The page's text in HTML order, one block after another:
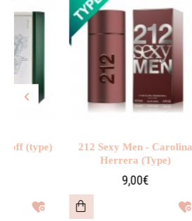
212 Sexy Men - Carolina
Herrera (Type)
9,00€